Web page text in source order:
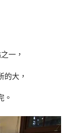
一，
的大，
。